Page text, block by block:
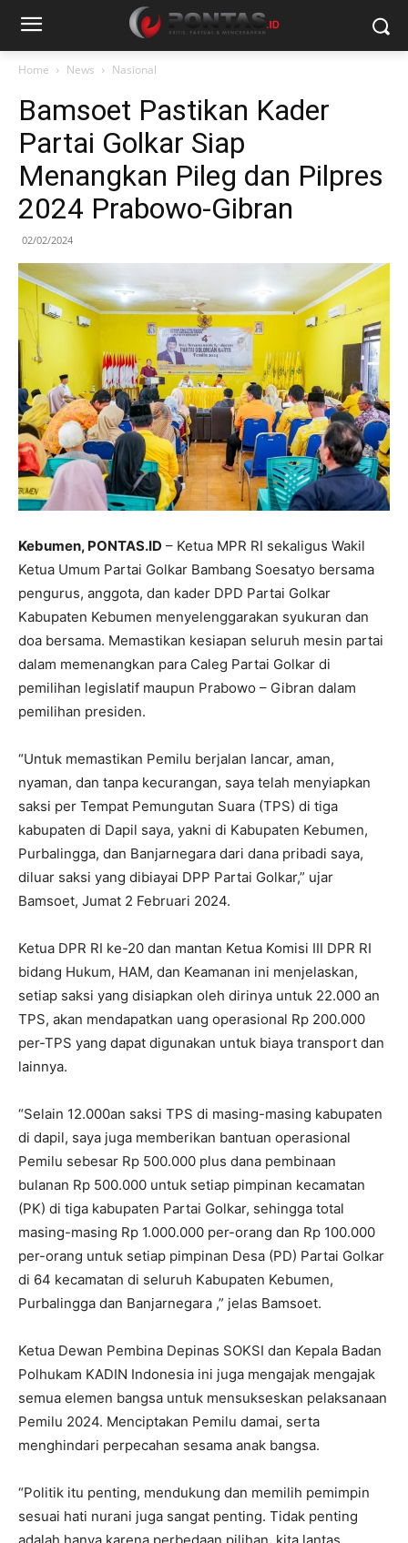
Home News Nasional
Bamsoet Pastikan Kader
Partai Golkar Siap
Menangkan Pileg dan Pilpres
2024 Prabowo-Gibran
02/02/2024
Kebumen, PONTAS.ID – Ketua MPR RI sekaligus Wakil
Ketua Umum Partai Golkar Bambang Soesatyo bersama
pengurus, anggota, dan kader DPD Partai Golkar
Kabupaten Kebumen menyelenggarakan syukuran dan
doa bersama. Memastikan kesiapan seluruh mesin partai
dalam memenangkan para Caleg Partai Golkar di
pemilihan legislatif maupun Prabowo – Gibran dalam
pemilihan presiden.
“Untuk memastikan Pemilu berjalan lancar, aman,
nyaman, dan tanpa kecurangan, saya telah menyiapkan
saksi per Tempat Pemungutan Suara (TPS) di tiga
kabupaten di Dapil saya, yakni di Kabupaten Kebumen,
Purbalingga, dan Banjarnegara dari dana pribadi saya,
diluar saksi yang dibiayai DPP Partai Golkar,” ujar
Bamsoet, Jumat 2 Februari 2024.
Ketua DPR RI ke-20 dan mantan Ketua Komisi III DPR RI
bidang Hukum, HAM, dan Keamanan ini menjelaskan,
setiap saksi yang disiapkan oleh dirinya untuk 22.000 an
TPS, akan mendapatkan uang operasional Rp 200.000
per-TPS yang dapat digunakan untuk biaya transport dan
lainnya.
“Selain 12.000an saksi TPS di masing-masing kabupaten
di dapil, saya juga memberikan bantuan operasional
Pemilu sebesar Rp 500.000 plus dana pembinaan
bulanan Rp 500.000 untuk setiap pimpinan kecamatan
(PK) di tiga kabupaten Partai Golkar, sehingga total
masing-masing Rp 1.000.000 per-orang dan Rp 100.000
per-orang untuk setiap pimpinan Desa (PD) Partai Golkar
di 64 kecamatan di seluruh Kabupaten Kebumen,
Purbalingga dan Banjarnegara ,” jelas Bamsoet.
Ketua Dewan Pembina Depinas SOKSI dan Kepala Badan
Polhukam KADIN Indonesia ini juga mengajak mengajak
semua elemen bangsa untuk mensukseskan pelaksanaan
Pemilu 2024. Menciptakan Pemilu damai, serta
menghindari perpecahan sesama anak bangsa.
“Politik itu penting, mendukung dan memilih pemimpin
sesuai hati nurani juga sangat penting. Tidak penting